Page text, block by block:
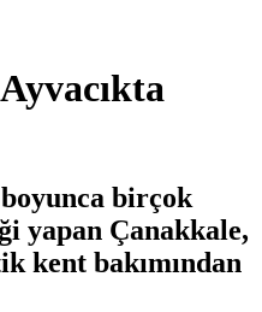
birçok
yapan Çanakkale,
kent bakımından